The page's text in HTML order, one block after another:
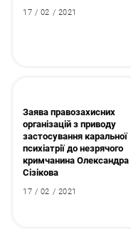
17 / 02 / 2021
Заява правозахисних
організацій з приводу
застосування каральної
психіатрії до незрячого
кримчанина Олександра
Сізікова
17 / 02 / 2021